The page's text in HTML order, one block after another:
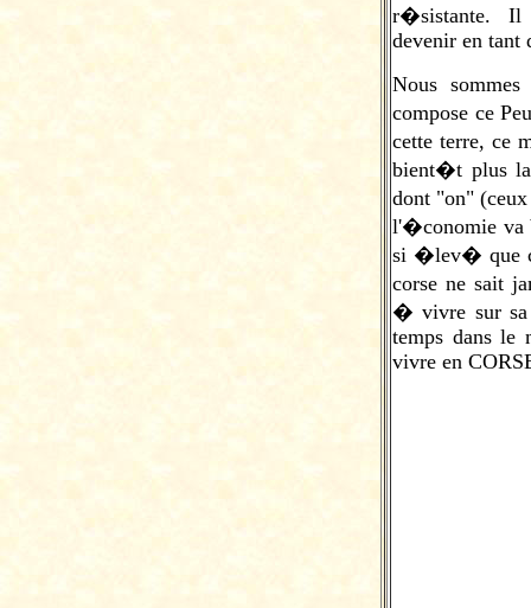
r�sistante.
devenir en tant
Nous
compose ce
cette terre, ce
bient�t plus
dont "on"
l'�conomie va
si �lev� que
corse ne sait
� vivre sur sa
temps dans le
vivre en